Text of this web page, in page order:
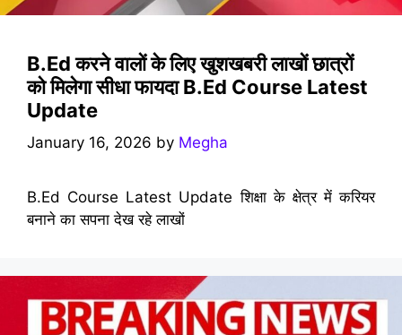
B.Ed करने वालों के लिए खुशखबरी लाखों छात्रों
को मिलेगा सीधा फायदा B.Ed Course Latest
Update
January 16, 2026 by Megha
B.Ed Course Latest Update शिक्षा के क्षेत्र में करियर
बनाने का सपना देख रहे लाखों